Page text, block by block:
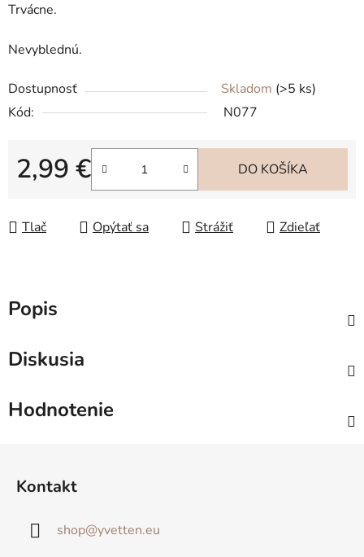
Trvácne.
Nevyblednú.
Dostupnosť Skladom (>5 ks)
Kód:
N077
2,99 €
Jednotková cena:
DO KOŠÍKA
Tlač Opýtať sa Strážiť Zdieľať
Popis
Diskusia
Hodnotenie
Kontakt
shop@yvetten.eu